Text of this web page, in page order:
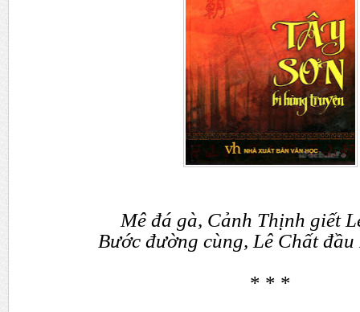
Mê đá gà, Cảnh Thịnh giết
Bước đường cùng, Lê Chất đầu
* * *